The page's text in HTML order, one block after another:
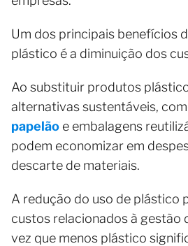
Um dos principais benefícios
plástico é a diminuição dos
Ao substituir produtos
alternativas sustentáveis,
papelão e embalagens
podem economizar em
descarte de materiais.
A redução do uso de plástico
custos relacionados à gestão
vez que menos plástico